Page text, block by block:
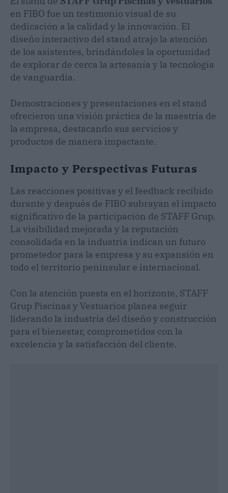
en FIBO fue un testimonio visual de su
dedicación a la calidad y la innovación. El
diseño interactivo del stand atrajo la atención
de los asistentes, brindándoles la oportunidad
de explorar de cerca la artesanía y la tecnología
de vanguardia.
Demostraciones y presentaciones en el stand
ofrecieron una visión práctica de la maestría de
la empresa, destacando sus servicios y
productos de manera impactante.
Impacto y Perspectivas Futuras
Las reacciones positivas y el feedback recibido
durante y después de FIBO subrayan el impacto
significativo de la participación de STAFF Grup.
La visibilidad mejorada y la reputación
consolidada en la industria indican un futuro
prometedor para la empresa y su expansión en
todo el territorio peninsular e internacional.
Con la atención puesta en el horizonte, STAFF
Grup Piscinas y Vestuarios planea seguir
liderando la industria del diseño y construcción
para el bienestar, comprometidos con la
excelencia y la satisfacción del cliente.